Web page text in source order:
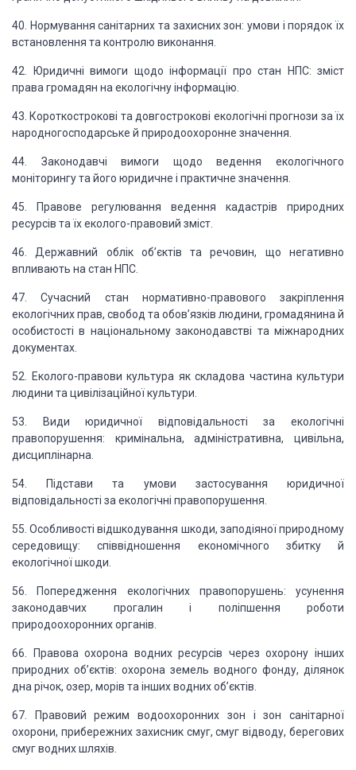
40. Нормування санітарних та захисних зон: умови і порядок їх
встановлення та контролю виконання.
42. Юридичні вимоги щодо інформації про стан НПС: зміст
права громадян на екологічнуінформацію.
43. Короткострокові та довгострокові екологічні прогнози за їх
народногосподарське й природоохоронне значення.
44. Законодавчі вимоги щодо ведення екологічного
моніторингу та його юридичне і практичне значення.
45. Правове регулювання ведення кадастрів природних
ресурсів та їх еколого-правовий зміст.
46. Державний облік об’єктів та речовин, що негативно
впливають на стан НПС.
47. Сучасний стан нормативно-правового закріплення
екологічних прав, свобод та обов’язків людини, громадянина й
особистості в національному законодавстві та міжнародних
документах.
52. Еколого-правови культура як складова частина культури
людини та цивілізаційноїкультури.
53. Види юридичної відповідальності за екологічні
правопорушення: кримінальна, адміністративна, цивільна,
дисциплінарна.
54. Підстави та умови застосування юридичної
відповідальності за екологічні правопорушення.
55. Особливості відшкодування шкоди, заподіяної природному
середовищу: співвідношення економічного збитку й
екологічної шкоди.
56. Попередження екологічних правопорушень: усунення
законодавчих прогалин і поліпшення роботи
природоохоронних органів.
66. Правова охорона водних ресурсів через охорону інших
природних об’єктів: охорона земель водного фонду, ділянок
дна річок, озер, морів та інших водних об’єктів.
67. Правовий режим водоохоронних зон і зон санітарної
охорони, прибережних захисниксмуг, смуг відводу, берегових
смуг водних шляхів.